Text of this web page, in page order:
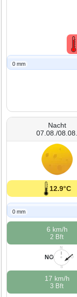
0 mm
Nacht
07.08./08.08.
12.9°C
0 mm
6 km/h
2 Bft
N
O
S
W
NO
17 km/h
3 Bft